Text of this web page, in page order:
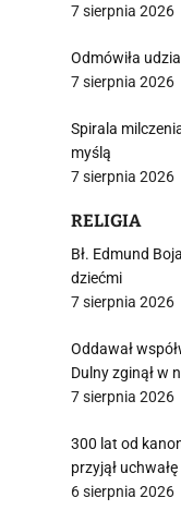
7 sierpnia 2026
Odmówiła
7 sierpnia 2026
Spirala
myślą
7 sierpnia 2026
RELIGIA
Bł. Edmund
dziećmi
7 sierpnia 2026
Oddawał
Dulny zginął w
7 sierpnia 2026
300 lat od
przyjął uchwałę
6 sierpnia 2026